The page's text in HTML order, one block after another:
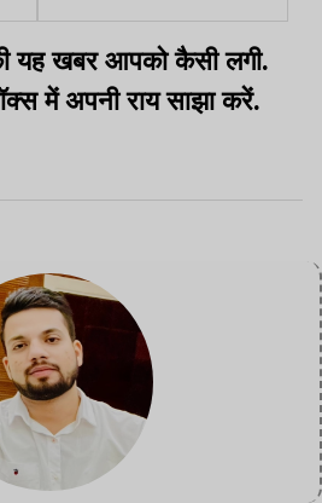
तरीका, Tender Value
छिपाया
यह खबर आपको कैसी लगी.
में अपनी राय साझा करें.